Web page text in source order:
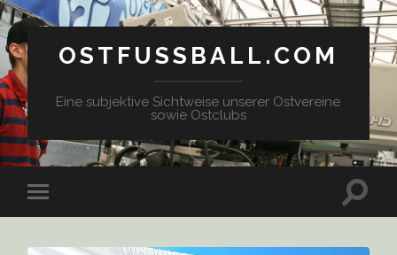
OSTFUSSBALL.COM
Eine subjektive Sichtweise unserer Ostvereine
sowie Ostclubs